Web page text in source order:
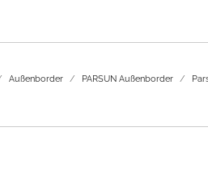
Außenborder PARSUN Außenborder